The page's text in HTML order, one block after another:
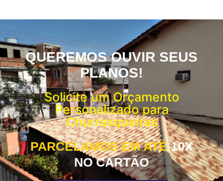
QUEREMOS OUVIR SEUS
PLANOS!
Solicite um Orçamento
Personalizado para
Churrasqueiras
PARCELAMOS EM ATÉ10X
NO CARTÃO